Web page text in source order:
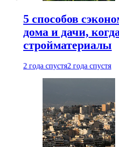
5 способов
дома и дачи,
стройматериалы
2 года спустя2 года спустя